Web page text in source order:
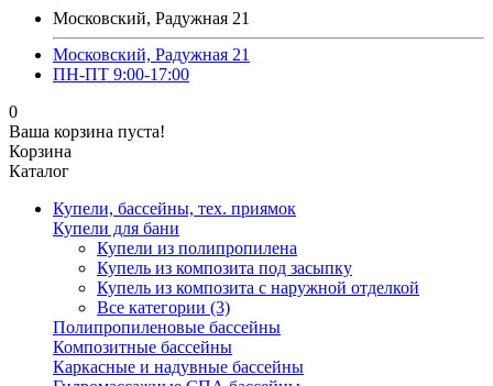
Московский, Радужная 21
Московский, Радужная 21
ПН-ПТ 9:00-17:00
0
Ваша корзина пуста!
Корзина
Каталог
Купели, бассейны, тех. приямок
Купели для бани
Купели из полипропилена
Купель из композита под засыпку
Купель из композита с наружной отделкой
Все категории (3)
Полипропиленовые бассейны
Композитные бассейны
Каркасные и надувные бассейны